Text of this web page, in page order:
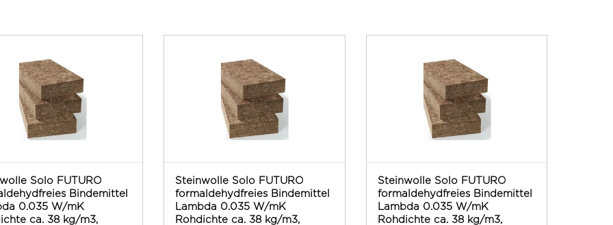
Solo FUTURO
Bindemittel
0.035 W/mK
ca. 38 kg/m3,
Steinwolle Solo FUTURO
formaldehydfreies Bindemittel
Lambda 0.035 W/mK
Rohdichte ca. 38 kg/m3,
Steinwolle Solo FUTURO
formaldehydfreies Bindemittel
Lambda 0.035 W/mK
Rohdichte ca. 38 kg/m3,